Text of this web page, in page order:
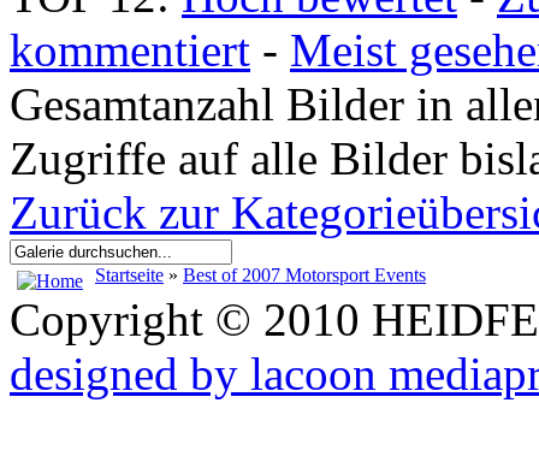
kommentiert - Meist
Gesamtanzahl Bilder in
Zugriffe auf alle Bilder
Zurück zur
Startseite » Best of 2007 Motorsport Events
Copyright © 2010
designed by lacoon